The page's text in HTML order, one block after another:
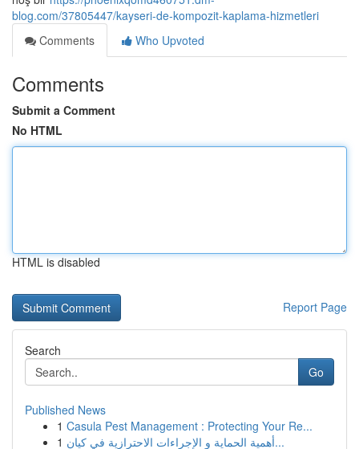
blog.com/37805447/kayseri-de-kompozit-kaplama-hizmetleri
Comments
Who Upvoted
Comments
Submit a Comment
No HTML
HTML is disabled
Report Page
Search
Go
Published News
1 Casula Pest Management : Protecting Your Re...
1
أهمية الحماية و الإجراءات الاحترازية في كيان...